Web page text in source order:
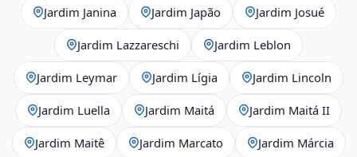
Jardim Janina Jardim Japão Jardim Josué
Jardim Lazzareschi Jardim Leblon
Jardim Leymar Jardim Lígia Jardim Lincoln
Jardim Luella Jardim Maitá Jardim Maitá II
Jardim Maitê Jardim Marcato Jardim Márcia